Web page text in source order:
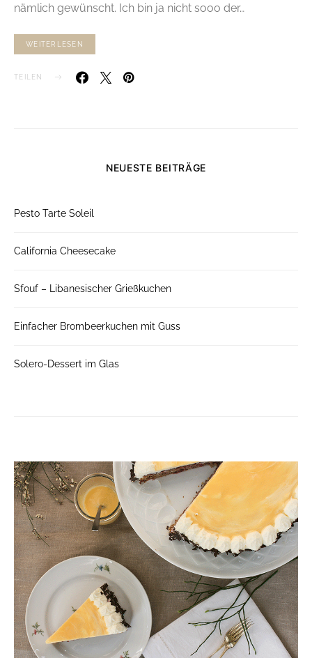
nämlich gewünscht. Ich bin ja nicht sooo der…
WEITERLESEN
TEILEN
NEUESTE BEITRÄGE
Pesto Tarte Soleil
California Cheesecake
Sfouf – Libanesischer Grießkuchen
Einfacher Brombeerkuchen mit Guss
Solero-Dessert im Glas